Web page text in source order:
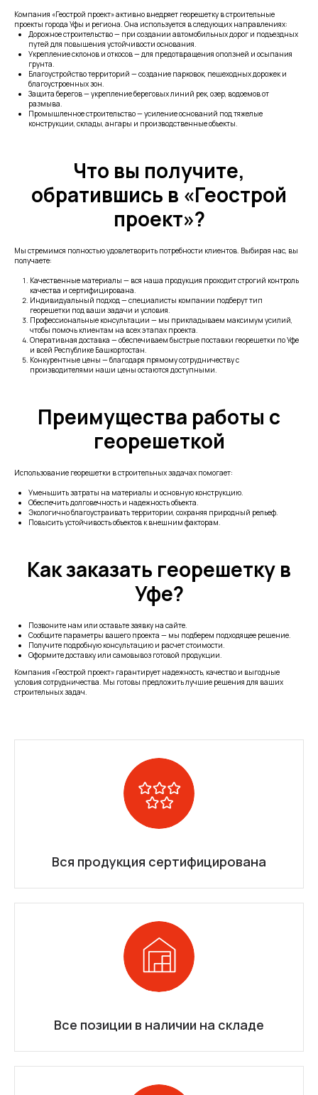
Компания «Геострой проект» активно внедряет георешетку в строительные
проекты города Уфы и региона. Она используется в следующих направлениях:
Дорожное строительство — при создании автомобильных дорог и подъездных
путей для повышения устойчивости основания.
Укрепление склонов и откосов — для предотвращения оползней и осыпания
грунта.
Благоустройство территорий — создание парковок, пешеходных дорожек и
благоустроенных зон.
Защита берегов — укрепление береговых линий рек, озер, водоемов от
размыва.
Промышленное строительство — усиление оснований под тяжелые
конструкции, склады, ангары и производственные объекты.
Что вы получите,
обратившись в «Геострой
проект»?
Мы стремимся полностью удовлетворить потребности клиентов. Выбирая нас, вы
получаете:
Качественные материалы — вся наша продукция проходит строгий контроль
качества и сертифицирована.
Индивидуальный подход — специалисты компании подберут тип
георешетки под ваши задачи и условия.
Профессиональные консультации — мы прикладываем максимум усилий,
чтобы помочь клиентам на всех этапах проекта.
Оперативная доставка — обеспечиваем быстрые поставки георешетки по Уфе
и всей Республике Башкортостан.
Конкурентные цены — благодаря прямому сотрудничеству с
производителями наши цены остаются доступными.
Преимущества работы с
георешеткой
Использование георешетки в строительных задачах помогает:
Уменьшить затраты на материалы и основную конструкцию.
Обеспечить долговечность и надежность объекта.
Экологично благоустраивать территории, сохраняя природный рельеф.
Повысить устойчивость объектов к внешним факторам.
Как заказать георешетку в
Уфе?
Позвоните нам или оставьте заявку на сайте.
Сообщите параметры вашего проекта — мы подберем подходящее решение.
Получите подробную консультацию и расчет стоимости.
Оформите доставку или самовывоз готовой продукции.
Компания «Геострой проект» гарантирует надежность, качество и выгодные
условия сотрудничества. Мы готовы предложить лучшие решения для ваших
строительных задач.
Вся продукция сертифицирована
Все позиции в наличии на складе